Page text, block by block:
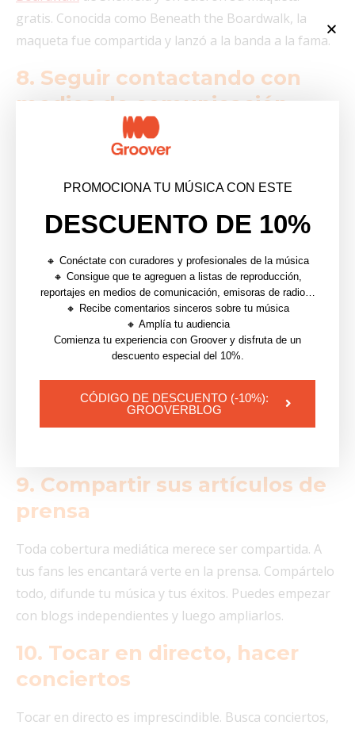
gratis. Conocida como Beneath the Boardwalk, la
maqueta fue compartida y lanzó a la banda a la fama.
8. Seguir contactando con
medios de comunicación,
radios y playlists
poniéndote en contacto con los medios de
comunicación, las emisoras de radio y los
curadores de playlists. En los tiempos que corren, la
línea que separa a los artistas de los profesionales de
la música es cada vez más fina -gracias a herramientas
comoGroover– y sería una pena no aprovecharla
para tomar la promoción de tu música en tus propias
manos. En definitiva, Groover te permite ponerte en
contacto directamente con medios de comunicación,
radios, playlists, sellos, con la garantía de ser
escuchado y recibir una respuesta en menos de 7 días.
9. Compartir sus artículos de
prensa
Toda cobertura mediática merece ser compartida. A
tus fans les encantará verte en la prensa. Compártelo
todo, difunde tu música y tus éxitos. Puedes empezar
con blogs independientes y luego ampliarlos.
10. Tocar en directo, hacer
conciertos
Tocar en directo es imprescindible. Busca conciertos,
PROMOCIONA TU MÚSICA CON ESTE
DESCUENTO DE 10%
🔸 Conéctate con curadores y profesionales de la música
🔸 Consigue que te agreguen a listas de reproducción,
reportajes en medios de comunicación, emisoras de radio…
🔸 Recibe comentarios sinceros sobre tu música
🔸 Amplía tu audiencia
Comienza tu experiencia con Groover y disfruta de un
descuento especial del 10%.
CÓDIGO DE DESCUENTO (-10%):
GROOVERBLOG